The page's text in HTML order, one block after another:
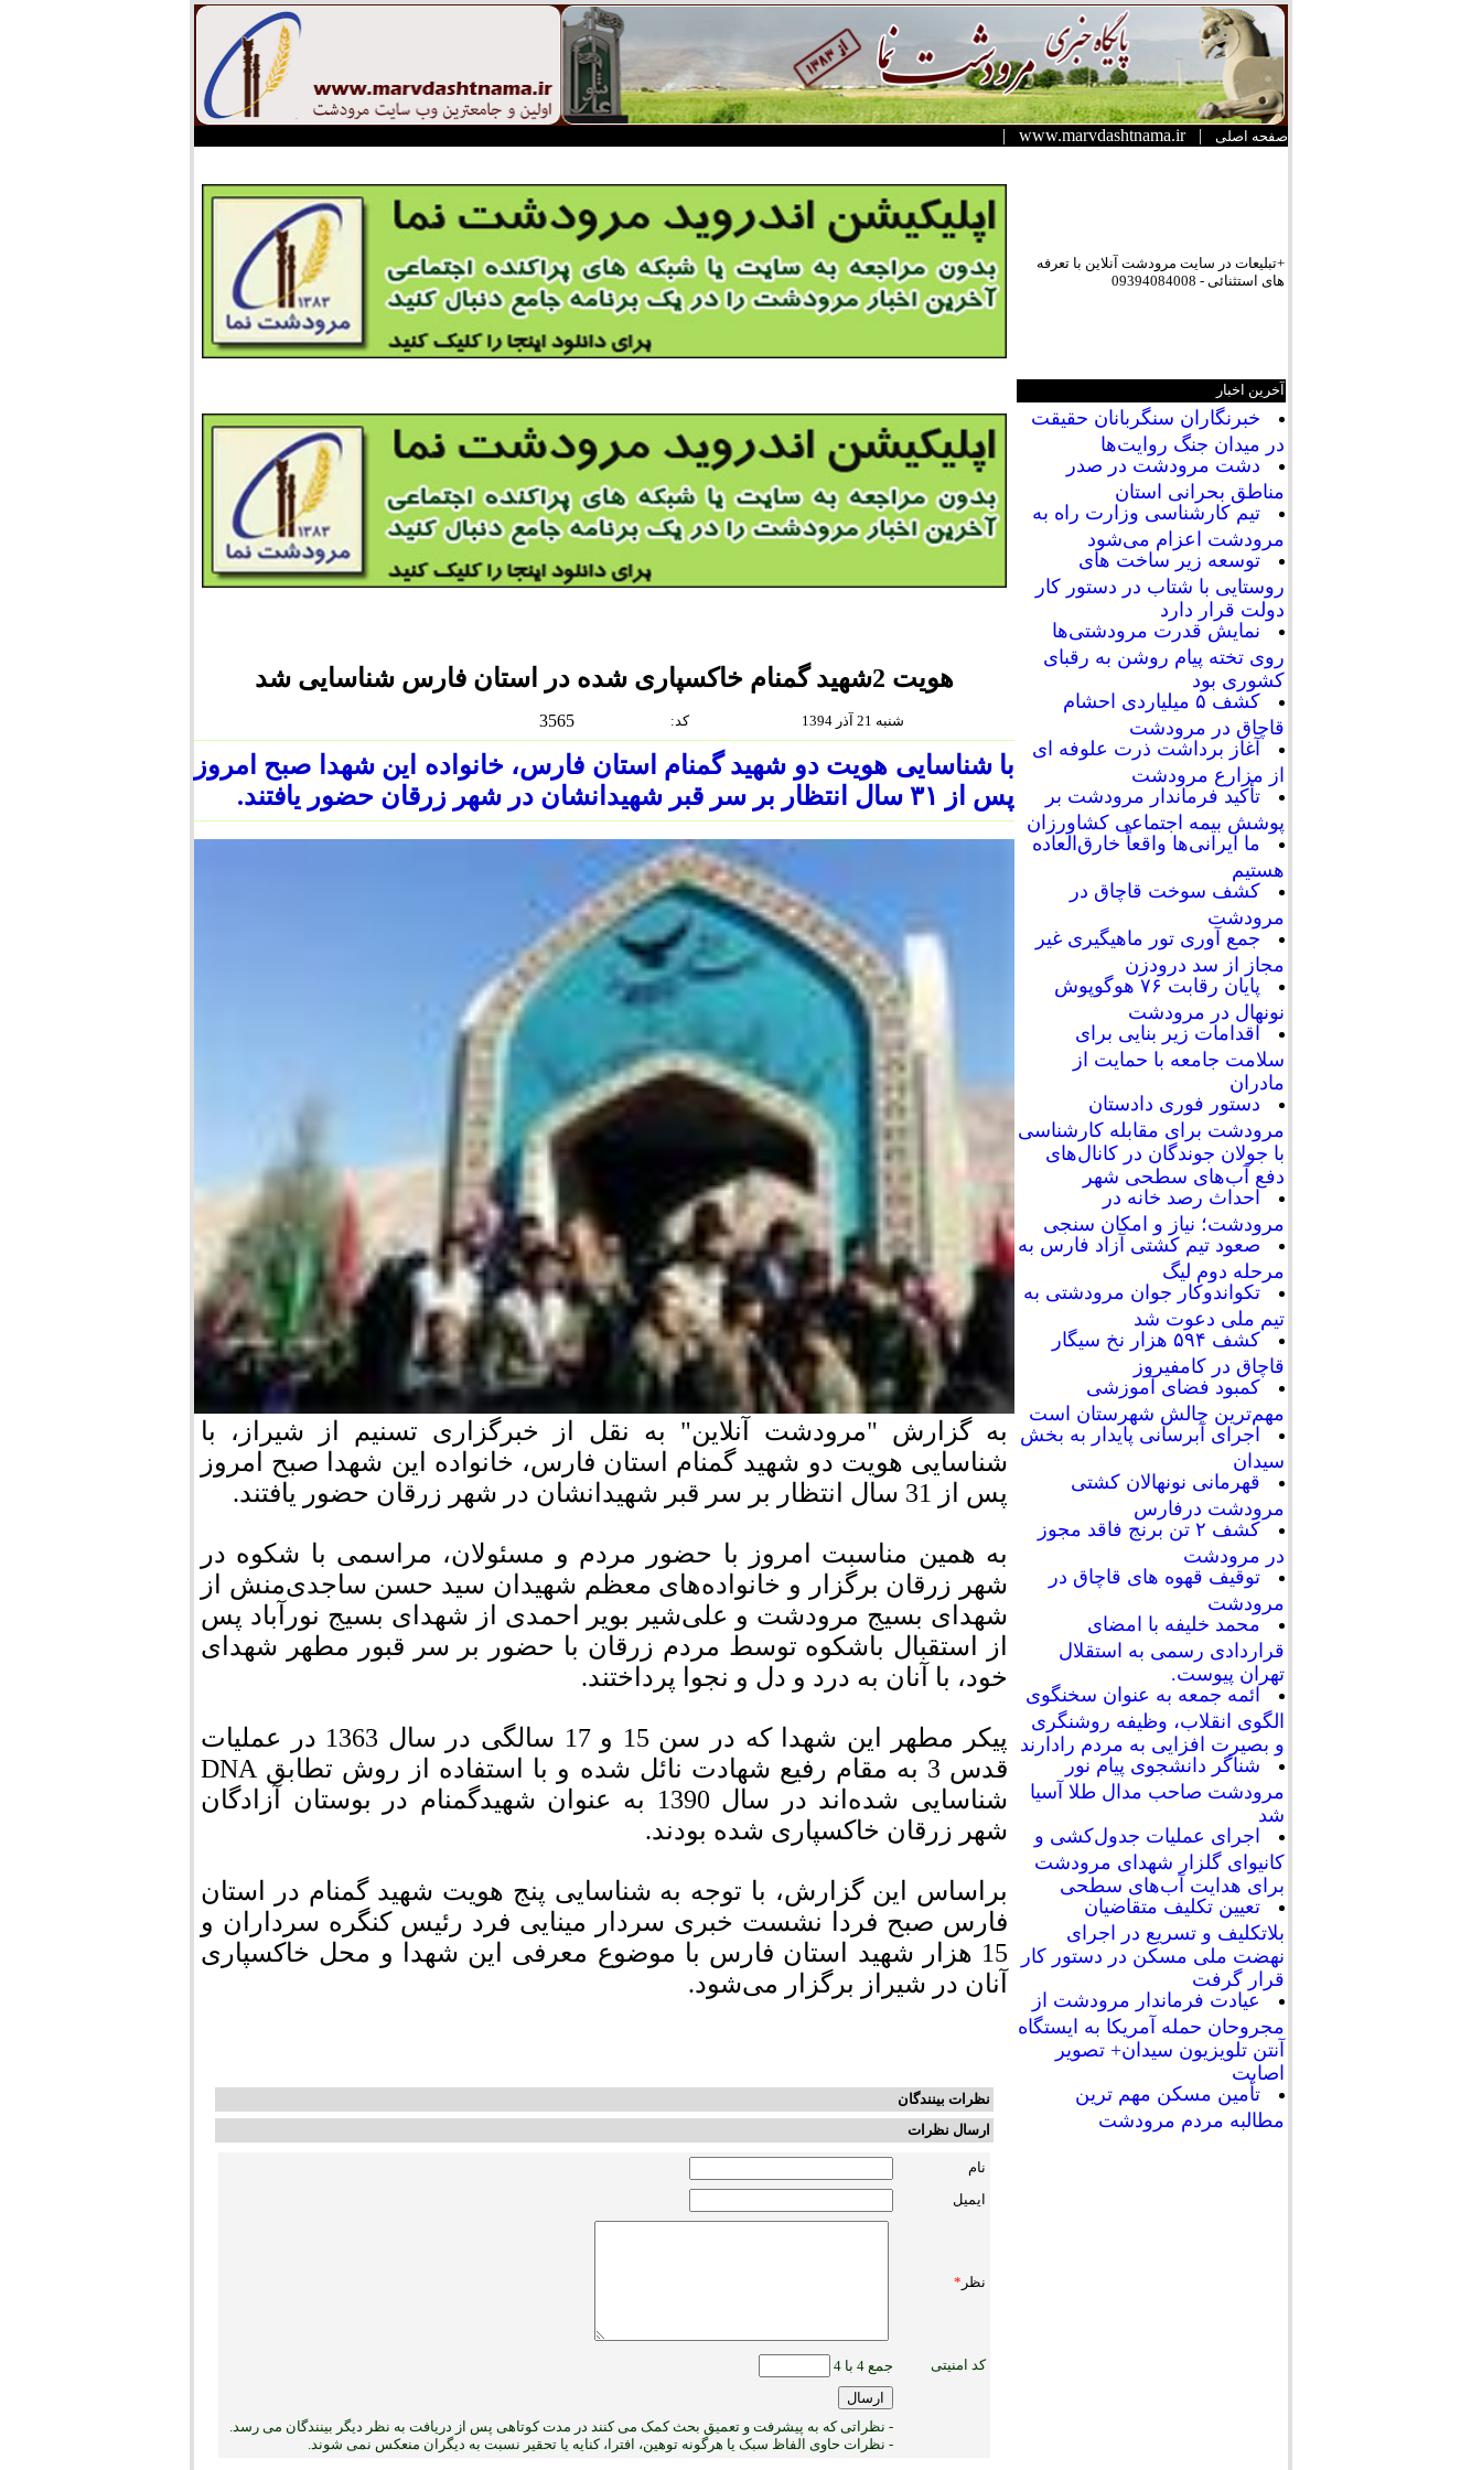
صفحه اصلی |
www.marvdashtnama.ir
|
+تبلیعات در سایت مرودشت آنلاین با تعرفه
های استثنائی - 09394084008
آخرین اخبار
خبرنگاران سنگربانان حقیقت
در میدان جنگ روایت‌ها
دشت مرودشت در صدر
مناطق بحرانی استان
تیم کارشناسی وزارت راه به
مرودشت اعزام می‌شود
توسعه زیر ساخت های
روستایی با شتاب در دستور کار
دولت قرار دارد
نمایش قدرت مرودشتی‌ها
روی تخته پیام روشن به رقبای
کشوری بود
کشف ۵ میلیاردی احشام
قاچاق در مرودشت
آغاز برداشت ذرت علوفه ای
از مزارع مرودشت
تأکید فرماندار مرودشت بر
پوشش بیمه اجتماعی کشاورزان
ما ایرانی‌ها واقعاً خارق‌العاده
هستیم
کشف سوخت قاچاق در
مرودشت
جمع آوری تور ماهیگیری غیر
مجاز از سد درودزن
پایان رقابت‌ ۷۶ هوگوپوش
نونهال در مرودشت
اقدامات زیر بنایی برای
سلامت جامعه با حمایت از
مادران
دستور فوری دادستان
مرودشت برای مقابله کارشناسی
با جولان جوندگان در کانال‌های
دفع آب‌های سطحی شهر
احداث رصد خانه در
مرودشت؛ نیاز و امکان سنجی
صعود تیم کشتی آزاد فارس به
مرحله دوم لیگ
تکواندوکار جوان مرودشتی به
تیم ملی دعوت شد
کشف ۵۹۴ هزار نخ سیگار
قاچاق در کامفیروز
کمبود فضای آموزشی
مهم‌ترین چالش شهرستان است
اجرای آبرسانی پایدار به بخش
سیدان
قهرمانی نونهالان کشتی
مرودشت درفارس
کشف ۲ تن برنج فاقد مجوز
در مرودشت
توقیف قهوه های قاچاق در
مرودشت
محمد خلیفه با امضای
قراردادی رسمی به استقلال
تهران پیوست.
ائمه جمعه به عنوان سخنگوی
الگوی انقلاب، وظیفه روشنگری
و بصیرت افزایی به مردم رادارند
شناگر دانشجوی پیام نور
مرودشت صاحب مدال طلا آسیا
شد
اجرای عملیات جدول‌کشی و
کانیوای گلزار شهدای مرودشت
برای هدایت آب‌های سطحی
تعیین تکلیف متقاضیان
بلاتکلیف و تسریع در اجرای
نهضت ملی مسکن در دستور کار
قرار گرفت
عیادت فرماندار مرودشت از
مجروحان حمله آمریکا به ایستگاه
آنتن تلویزیون سیدان+ تصویر
اصابت
تأمین مسکن مهم ترین
مطالبه مردم مرودشت
هویت 2شهید گمنام خاکسپاری شده در استان فارس شناسایی شد
3565 :كد شنبه 21 آذر 1394
با شناسایی هویت دو شهید گمنام استان فارس، خانواده این شهدا صبح امروز
پس از ۳۱ سال انتظار بر سر قبر شهیدانشان در شهر زرقان حضور یافتند.
به گزارش "مرودشت آنلاین" به نقل از خبرگزاری تسنیم از شیراز، با
شناسایی هویت دو شهید گمنام استان فارس، خانواده این شهدا صبح امروز
پس از 31 سال انتظار بر سر قبر شهیدانشان در شهر زرقان حضور یافتند.
به همین مناسبت امروز با حضور مردم و مسئولان، مراسمی با شکوه در
شهر زرقان برگزار و خانواده‌های معظم شهیدان سید حسن ساجدی‌منش از
شهدای بسیج مرودشت و علی‌شیر بویر احمدی از شهدای بسیج نورآباد پس
از استقبال باشکوه توسط مردم زرقان با حضور بر سر قبور مطهر شهدای
خود، با آنان به درد و دل و نجوا پرداختند.
پیکر مطهر این شهدا که در سن 15 و 17 سالگی در سال 1363 در عملیات
قدس 3 به مقام رفیع شهادت نائل شده و با استفاده از روش تطابق DNA
شناسایی شده‌‌اند در سال 1390 به عنوان شهیدگمنام در بوستان آزادگان
شهر زرقان خاکسپاری شده بودند.
براساس این گزارش، با توجه به شناسایی پنج هویت شهید گمنام در استان
فارس صبح فردا نشست خبری سردار مینایی فرد رئیس کنگره سرداران و
15 هزار شهید استان فارس با موضوع معرفی این شهدا و محل خاکسپاری
آنان در شیراز برگزار می‌شود.
نظرات بینندگان
ارسال نظرات
نام
ایمیل
نظر *
کد امنیتی جمع 4 با 4
- نظراتی که به پیشرفت و تعمیق بحث کمک می کنند در مدت کوتاهی پس از دریافت به نظر دیگر بینندگان می رسد.
- نظرات حاوی الفاظ سبک یا هرگونه توهین، افترا، کنایه یا تحقیر نسبت به دیگران منعکس نمی ‏شوند.